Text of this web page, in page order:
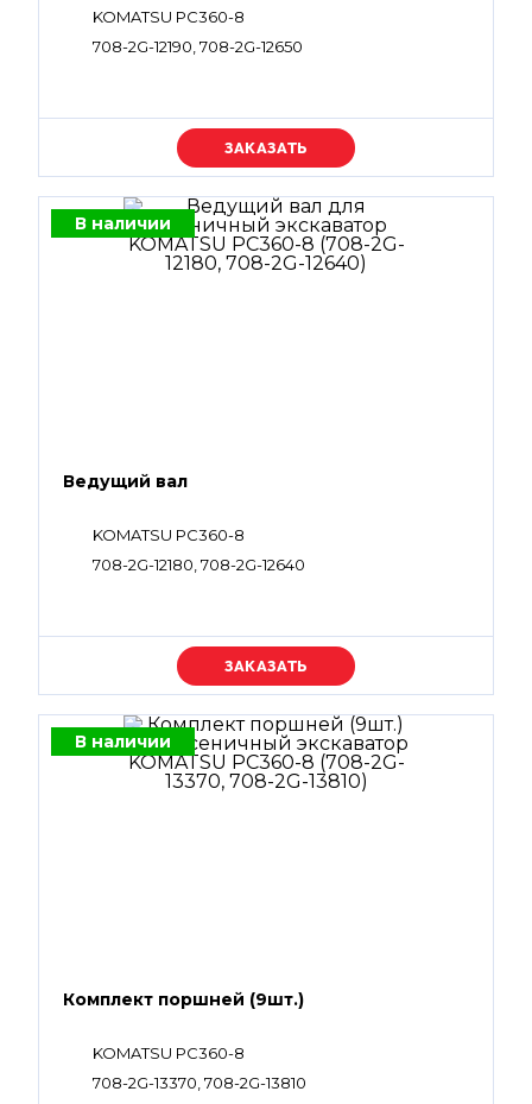
KOMATSU PC360-8
708-2G-12190, 708-2G-12650
Уточняйте цену
В наличии
Ведущий вал
KOMATSU PC360-8
708-2G-12180, 708-2G-12640
Уточняйте цену
В наличии
Комплект поршней (9шт.)
KOMATSU PC360-8
708-2G-13370, 708-2G-13810